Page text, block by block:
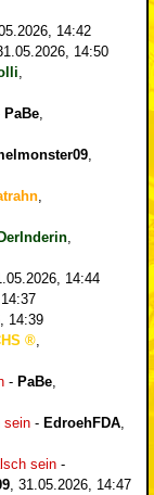
14:42
14:50
PaBe
14:44
14:39
- PaBe
sein - EdroehFDA
sein -
31.05.2026, 14:47